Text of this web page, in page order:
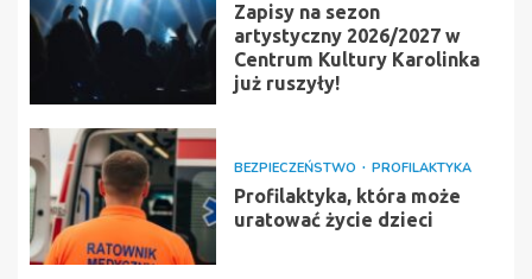
Zapisy na sezon
artystyczny 2026/2027 w
Centrum Kultury Karolinka
już ruszyły!
BEZPIECZEŃSTWO PROFILAKTYKA
Profilaktyka, która może
uratować życie dzieci